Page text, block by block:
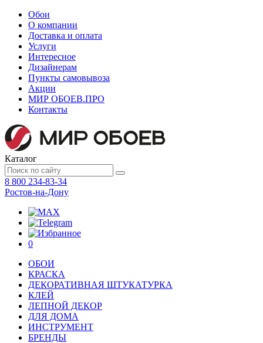
Обои
О компании
Доставка и оплата
Услуги
Интересное
Дизайнерам
Пункты самовывоза
Акции
МИР ОБОЕВ.ПРО
Контакты
Каталог
8 800 234-83-34
Ростов-на-Дону
0
ОБОИ
КРАСКА
ДЕКОРАТИВНАЯ ШТУКАТУРКА
КЛЕЙ
ЛЕПНОЙ ДЕКОР
ДЛЯ ДОМА
ИНСТРУМЕНТ
БРЕНДЫ